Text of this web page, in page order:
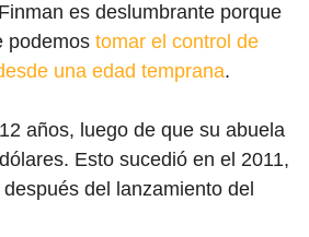
es deslumbrante porque
podemos tomar el control de
una edad temprana.
años, luego de que su abuela
Esto sucedió en el 2011,
del lanzamiento del